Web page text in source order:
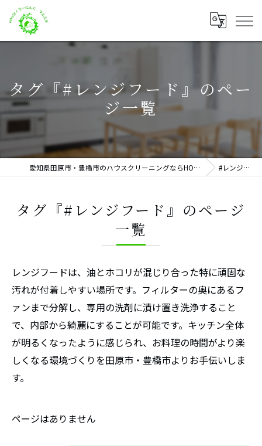
タグ『#レンジフード』のペー
ジ一覧
愛知県田原市・豊橋市のハウスクリーニングならHOUSEくりーにんぐ マルスギ #レンジフード
タグ『#レンジフード』のページ
一覧
レンジフードは、油とホコリが混じり合った特に頑固な
汚れが付着しやすい場所です。フィルターの奥にあるフ
ァンまで分解し、専用の洗剤に漬け置き洗浄すること
で、内部から綺麗にすることが可能です。キッチン全体
が明るくなったように感じられ、お料理の時間がより楽
しくなる環境づくりを田原市・豊橋市よりお手伝いしま
す。
ページはありません